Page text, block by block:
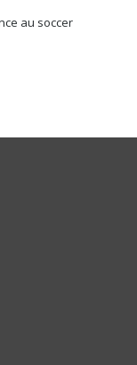
au soccer